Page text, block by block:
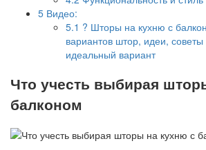
5 Видео:
5.1 ? Шторы на кухню с
вариантов штор, идеи, советы
идеальный вариант
Что учесть выбирая
балконом